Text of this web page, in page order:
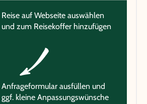
Reise auf Webseite auswählen
und zum Reisekoffer hinzufügen
Anfrageformular ausfüllen und
ggf. kleine Anpassungswünsche